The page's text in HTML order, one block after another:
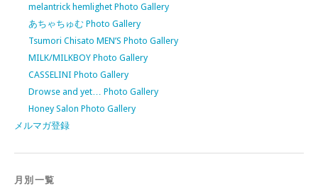
melantrick hemlighet Photo Gallery
あちゃちゅむ Photo Gallery
Tsumori Chisato MEN’S Photo Gallery
MILK/MILKBOY Photo Gallery
CASSELINI Photo Gallery
Drowse and yet… Photo Gallery
Honey Salon Photo Gallery
メルマガ登録
月別一覧